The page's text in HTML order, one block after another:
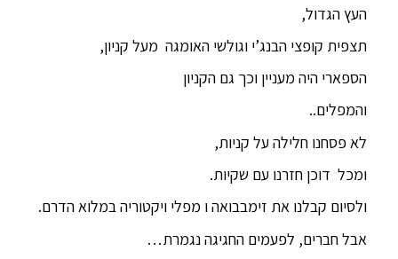
העץ הגדול,
תצפית קופצי הבנג’י וגולשי האומגה מעל קניון,
הספארי היה מעניין וכך גם הקניון
והמפלים..
לא פסחנו חלילה על קניות,
ומכל דוכן חזרנו עם שקיות.
ולסיום קבלנו את זימבבואה ו מפלי ויקטוריה במלוא הדרם.
אבל חברים, לפעמים החגיגה נגמרת…